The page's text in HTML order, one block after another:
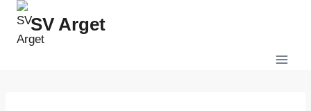
Zum
Inhalt
springen
SV Arget